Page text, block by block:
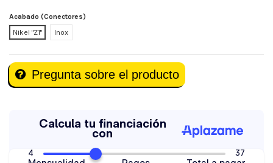
Acabado (Conectores)
Nikel "Z1"
Inox
Pregunta sobre el producto